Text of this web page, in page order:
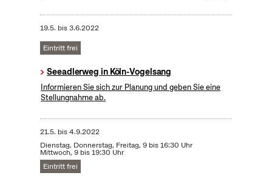
19.5. bis3.6.2022
Eintritt frei
Seeadlerweg in Köln-Vogelsang
Informieren Sie sich zur Planung und geben Sie eine
Stellungnahme ab.
21.5. bis4.9.2022
Dienstag, Donnerstag, Freitag, 9 bis 16:30 Uhr
Mittwoch, 9 bis 19:30 Uhr
Eintritt frei